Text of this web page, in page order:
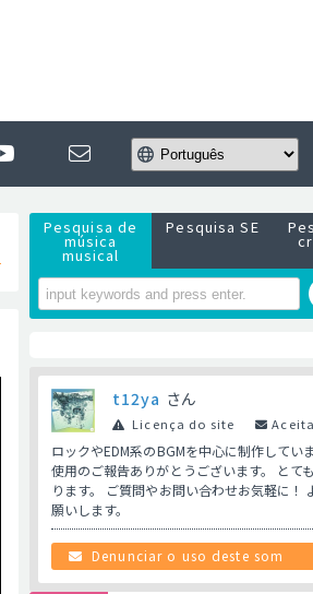
Pesquisa de
música
musical
Pesquisa SE
t12ya さん
Licença do site
ロックやEDM系のBGMを中心に制作してい
使用のご報告ありがとうございます。 とて
ります。 ご質問やお問い合わせお気軽に！
願いします。
Denunciar o uso deste som